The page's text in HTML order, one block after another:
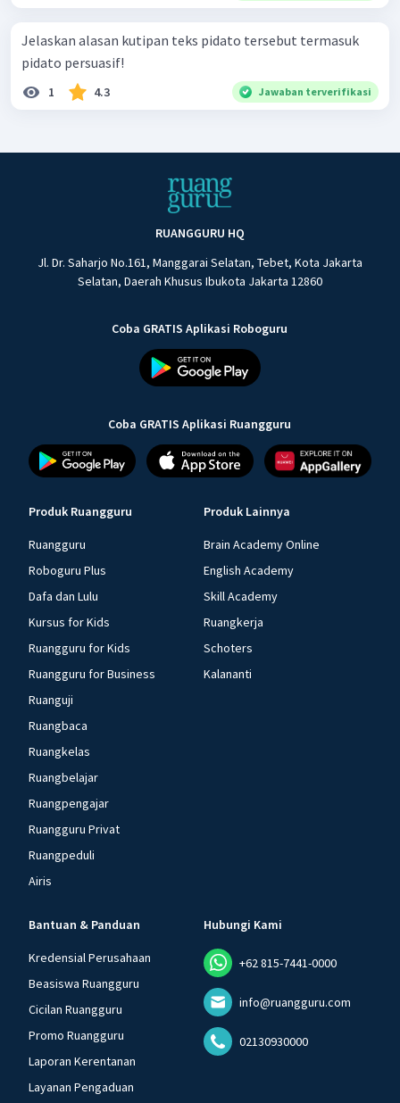
Jelaskan alasan kutipan teks pidato tersebut termasuk
pidato persuasif!
1 4.3 Jawaban terverifikasi
RUANGGURU HQ
Jl. Dr. Saharjo No.161, Manggarai Selatan, Tebet, Kota Jakarta
Selatan, Daerah Khusus Ibukota Jakarta 12860
Coba GRATIS Aplikasi Roboguru
Coba GRATIS Aplikasi Ruangguru
Produk Ruangguru
Ruangguru
Roboguru Plus
Dafa dan Lulu
Kursus for Kids
Ruangguru for Kids
Ruangguru for Business
Ruanguji
Ruangbaca
Ruangkelas
Ruangbelajar
Ruangpengajar
Ruangguru Privat
Ruangpeduli
Airis
Produk Lainnya
Brain Academy Online
English Academy
Skill Academy
Ruangkerja
Schoters
Kalananti
Bantuan & Panduan
Kredensial Perusahaan
Beasiswa Ruangguru
Cicilan Ruangguru
Promo Ruangguru
Laporan Kerentanan
Layanan Pengaduan
Hubungi Kami
+62 815-7441-0000
info@ruangguru.com
02130930000